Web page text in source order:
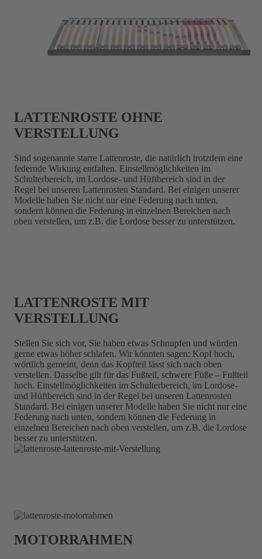
LATTENROSTE OHNE
VERSTELLUNG
Sind sogenannte starre Lattenroste, die natürlich trotzdem eine
federnde Wirkung entfalten. Einstellmöglichkeiten im
Schulterbereich, im Lordose- und Hüftbereich sind in der
Regel bei unseren Lattenrosten Standard. Bei einigen unserer
Modelle haben Sie nicht nur eine Federung nach unten,
sondern können die Federung in einzelnen Bereichen nach
oben verstellen, um z.B. die Lordose besser zu unterstützen.
LATTENROSTE MIT
VERSTELLUNG
Stellen Sie sich vor, Sie haben etwas Schnupfen und würden
gerne etwas höher schlafen. Wir könnten sagen: Kopf hoch,
wörtlich gemeint, denn das Kopfteil lässt sich nach oben
verstellen. Dasselbe gilt für das Fußteil, schwere Füße – Fußteil
hoch. Einstellmöglichkeiten im Schulterbereich, im Lordose-
und Hüftbereich sind in der Regel bei unseren Lattenrosten
Standard. Bei einigen unserer Modelle haben Sie nicht nur eine
Federung nach unten, sondern können die Federung in
einzelnen Bereichen nach oben verstellen, um z.B. die Lordose
besser zu unterstützen.
MOTORRAHMEN